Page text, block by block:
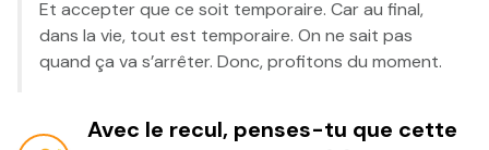
Et accepter que ce soit temporaire. Car au final,
dans la vie, tout est temporaire. On ne sait pas
quand ça va s’arrêter. Donc, profitons du moment.
Avec le recul, penses-tu que cette